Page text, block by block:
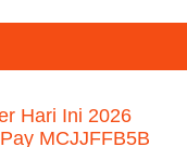
Hari Ini 2026
MCJJFFB5B